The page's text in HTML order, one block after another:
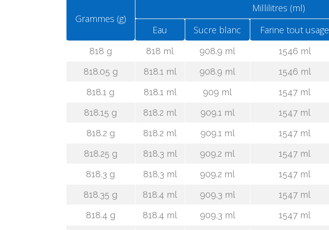
Grammes (g)
Millilitres (ml)
Eau
Sucre blanc Farine tout usage
818 g 818 ml 908.9 ml 1546 ml
818.05 g
818.1 ml 908.9 ml 1546 ml
818.1 g
818.1 ml 909 ml 1547 ml
818.15 g
818.2 ml 909.1 ml 1547 ml
818.2 g
818.2 ml 909.1 ml 1547 ml
818.25 g
818.3 ml 909.2 ml 1547 ml
818.3 g
818.3 ml 909.2 ml 1547 ml
818.35 g
818.4 ml 909.3 ml 1547 ml
818.4 g
818.4 ml 909.3 ml 1547 ml